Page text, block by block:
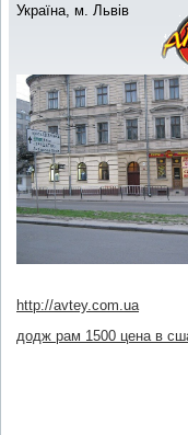
Україна, м. Львів
http://avtey.com.ua
додж рам 1500 цена в